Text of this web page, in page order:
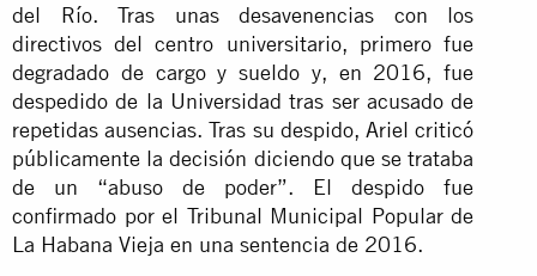
del Río. Tras unas desavenencias con los
directivos del centro universitario, primero fue
degradado de cargo y sueldo y, en 2016, fue
despedido de la Universidad tras ser acusado de
repetidas ausencias. Tras su despido, Ariel criticó
públicamente la decisión diciendo que se trataba
de un “abuso de poder”. El despido fue
confirmado por el Tribunal Municipal Popular de
La Habana Vieja en una sentencia de 2016.